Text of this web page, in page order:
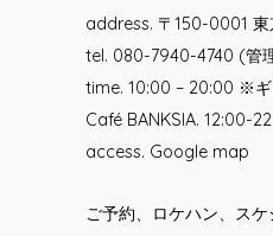
address. 〒150-0001
tel. 080-7940-4740 (管
time. 10:00 – 20:00 ※ギ
Café BANKSIA. 12:00-
access. Google map
ご予約、ロケハン、ス